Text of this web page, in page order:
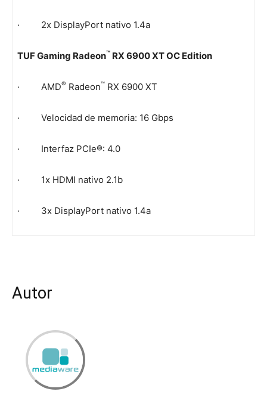
· 2x DisplayPort nativo 1.4a
TUF Gaming Radeon™ RX 6900 XT OC Edition
· AMD® Radeon™ RX 6900 XT
· Velocidad de memoria: 16 Gbps
· Interfaz PCIe®: 4.0
· 1x HDMI nativo 2.1b
· 3x DisplayPort nativo 1.4a
Autor